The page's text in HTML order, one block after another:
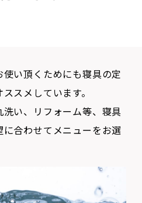
い、リフォーム等、寝具
合わせてメニューをお選